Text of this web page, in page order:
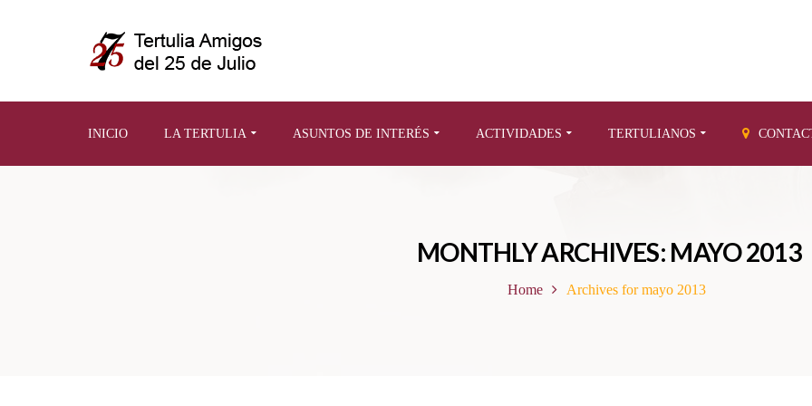
INICIO LA TERTULIA ASUNTOS DE INTERÉS ACTIVIDADES TERTULIANOS
MONTHLY ARCHIVES: MAYO 2013
Home Archives for mayo 2013